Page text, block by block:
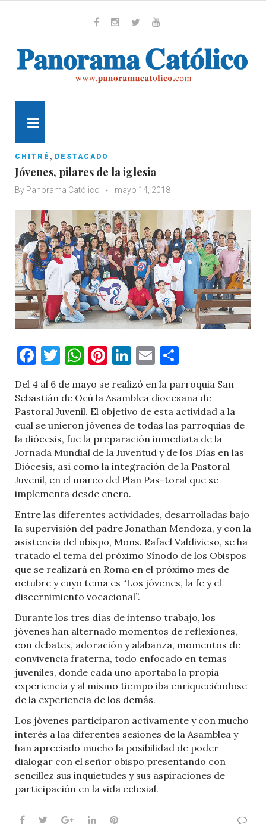
CHITRÉ , DESTACADO
Jóvenes, pilares de la iglesia
By Panorama Católico mayo 14, 2018
Facebook
Twitter
WhatsApp
Pinterest
LinkedIn
Email
Del 4 al 6 de mayo se realizó en la parroquia San
Sebastián de Ocú la Asamblea diocesana de
Pastoral Juvenil. El objetivo de esta actividad a la
cual se unieron jóvenes de todas las parroquias de
la diócesis, fue la preparación inmediata de la
Jornada Mundial de la Juventud y de los Días en las
Diócesis, así como la integración de la Pastoral
Juvenil, en el marco del Plan Pas-toral que se
implementa desde enero.
Entre las diferentes actividades, desarrolladas bajo
la supervisión del padre Jonathan Mendoza, y con la
asistencia del obispo, Mons. Rafael Valdivieso, se ha
tratado el tema del próximo Sínodo de los Obispos
que se realizará en Roma en el próximo mes de
octubre y cuyo tema es “Los jóvenes, la fe y el
discernimiento vocacional”.
Durante los tres días de intenso trabajo, los
jóvenes han alternado momentos de reflexiones,
con debates, adoración y alabanza, momentos de
convivencia fraterna, todo enfocado en temas
juveniles, donde cada uno aportaba la propia
experiencia y al mismo tiempo iba enriqueciéndose
de la experiencia de los demás.
Los jóvenes participaron activamente y con mucho
interés a las diferentes sesiones de la Asamblea y
han apreciado mucho la posibilidad de poder
dialogar con el señor obispo presentando con
sencillez sus inquietudes y sus aspiraciones de
participación en la vida eclesial.
Facebook
TwitterGoogle+LinkedInPinterest